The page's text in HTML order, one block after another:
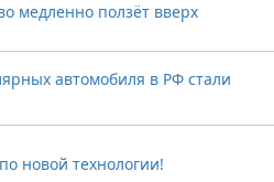
медленно ползёт вверх
автомобиля в РФ стали
новой технологии!